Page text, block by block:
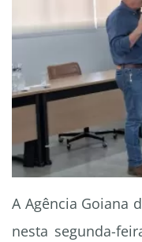
A Agência Goiana
nesta segunda-